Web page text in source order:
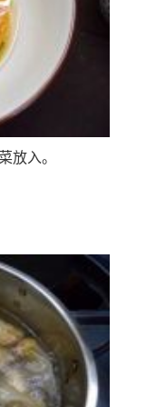
放入。